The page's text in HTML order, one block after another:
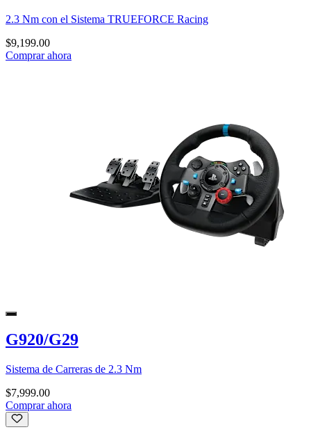
2.3 Nm con el Sistema TRUEFORCE Racing
$9,199.00
Comprar ahora
G920/G29
Sistema de Carreras de 2.3 Nm
$7,999.00
Comprar ahora